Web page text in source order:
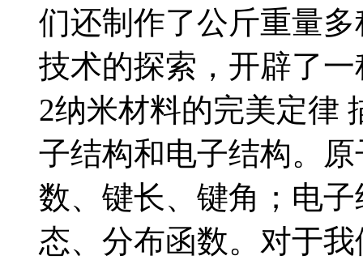
们还制作了公斤重量
技术的探索，开辟了
2纳米材料的完美定律
子结构和电子结构。
数、键长、键角；电
态、分布函数。对于